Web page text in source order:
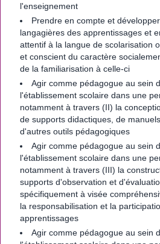
l'enseignement
Prendre en compte et
langagières des apprentissages et
attentif à la langue de scolarisation
et conscient du caractère
de la familiarisation à celle-ci
Agir comme pédagogue au sein
l'établissement scolaire dans une
notamment à travers (II) la
de supports didactiques, de
d'autres outils pédagogiques
Agir comme pédagogue au sein
l'établissement scolaire dans une
notamment à travers (III) la
supports d'observation et
spécifiquement à visée
la responsabilisation et la
apprentissages
Agir comme pédagogue au sein